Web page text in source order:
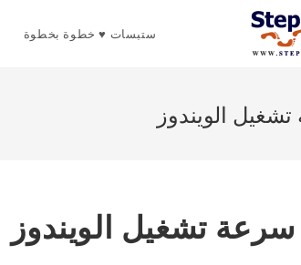
ستبسات ♥ خطوة بخطوة
الويندوز
تشغيل الويندوز